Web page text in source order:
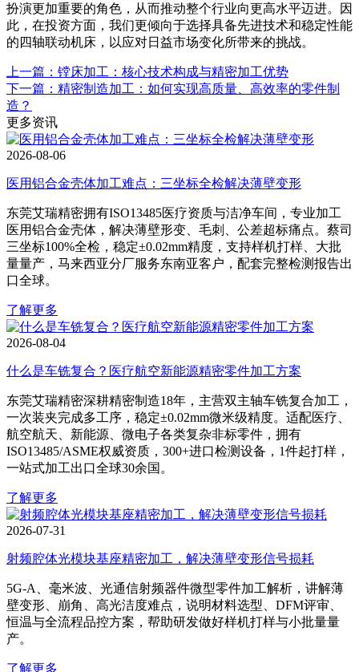
扮演更加重要的角色，从而推动整个行业向更高水平迈进。因
此，在投资方面，我们更倾向于选择具备先进技术和稳定性能
的四轴联动机床，以应对日益市场变化所带来的挑战。
上一篇：镗床加工：核心技术构成与精密加工优势
下一篇：精密制造加工：如何实现高质量、高效率的零件制
造？
更多资讯
2026-08-06
医用铝合金壳体加工难点：三坐标全检解决薄壁变形
东莞艾瑞精密拥有ISO13485医疗资质与洁净车间，专业加工
医用铝合金壳体，解决薄壁形变、毛刺、公差超标痛点。蔡司
三坐标100%全检，稳定±0.02mm精度，支持样机打样、大批
量量产，马来西亚分厂服务东南亚客户，配套完整检测报告出
口全球。
了解更多
2026-08-04
什么是车铣复合？医疗航空新能源精密零件加工方案
东莞艾瑞精密深耕精密制造18年，主营双主轴车铣复合加工，
一次装夹完成多工序，稳定±0.02mm微米级精度。适配医疗、
航空航天、新能源、微电子各类复杂非标零件，拥有
ISO13485/ASME权威资质，300+进口检测设备，1件起打样，
一站式加工出口全球30余国。
了解更多
2026-07-31
射频腔体光模块基座精密加工，解决薄壁变形信号损耗
5G‑A、毫米波、光通信射频器件微型零件加工解析，讲解薄
壁变形、崩角、高光洁度难点，说明材料选型、DFM评审、
恒温与全流程品控方案，帮助研发做好样机打样与小批量量
产。
了解更多